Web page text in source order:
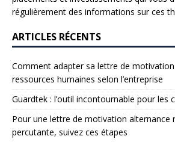
régulièrement des informations sur ces
ARTICLES RÉCENTS
Comment adapter sa lettre de
ressources humaines selon l’entreprise
Guardtek : l’outil incontournable pour les
Pour une lettre de motivation alternance
percutante, suivez ces étapes